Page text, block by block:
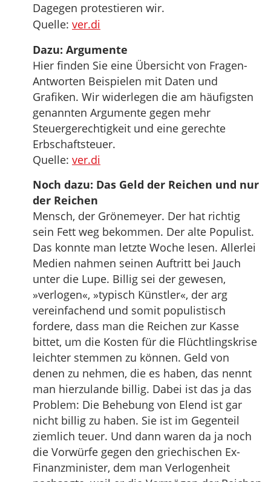
Dagegen protestieren wir.
Quelle: ver.di
Dazu: Argumente
Hier finden Sie eine Übersicht von Fragen-
Antworten Beispielen mit Daten und
Grafiken. Wir widerlegen die am häufigsten
genannten Argumente gegen mehr
Steuergerechtigkeit und eine gerechte
Erbschaftsteuer.
Quelle: ver.di
Noch dazu: Das Geld der Reichen und nur
der Reichen
Mensch, der Grönemeyer. Der hat richtig
sein Fett weg bekommen. Der alte Populist.
Das konnte man letzte Woche lesen. Allerlei
Medien nahmen seinen Auftritt bei Jauch
unter die Lupe. Billig sei der gewesen,
»verlogen«, »typisch Künstler«, der arg
vereinfachend und somit populistisch
fordere, dass man die Reichen zur Kasse
bittet, um die Kosten für die Flüchtlingskrise
leichter stemmen zu können. Geld von
denen zu nehmen, die es haben, das nennt
man hierzulande billig. Dabei ist das ja das
Problem: Die Behebung von Elend ist gar
nicht billig zu haben. Sie ist im Gegenteil
ziemlich teuer. Und dann waren da ja noch
die Vorwürfe gegen den griechischen Ex-
Finanzminister, dem man Verlogenheit